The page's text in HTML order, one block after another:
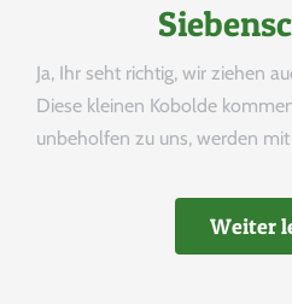
Ja, Ihr seht richtig, wir ziehen
Diese kleinen Kobolde
unbeholfen zu uns, werden
Weiter